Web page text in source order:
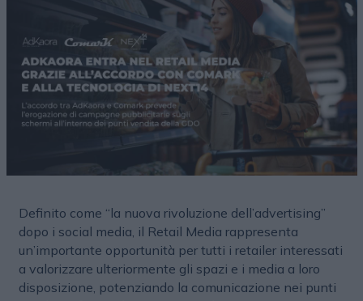
Definito come “la nuova rivoluzione dell’advertising”
dopo i social media, il Retail Media rappresenta
un’importante opportunità per tutti i retailer interessati
a valorizzare ulteriormente gli spazi e i media a loro
disposizione, potenziando la comunicazione nei punti